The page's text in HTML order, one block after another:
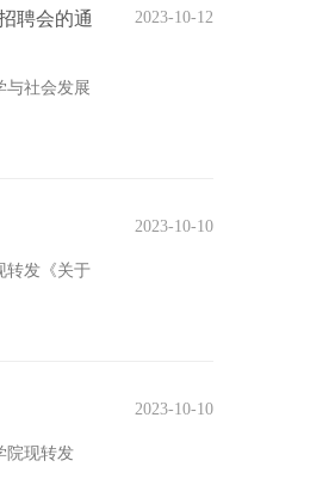
聘会的通
2023-10-12
与社会发展
2023-10-10
转发《关于
2023-10-10
院现转发